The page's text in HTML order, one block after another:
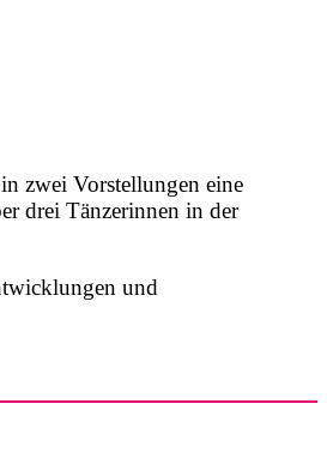
zwei Vorstellungen eine
drei Tänzerinnen in der
und